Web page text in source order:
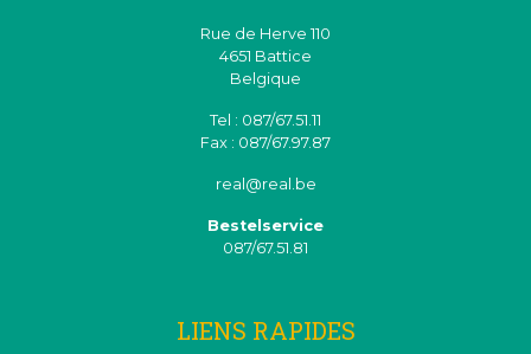
Rue de Herve 110
4651 Battice
Belgique
Tel : 087/67.51.11
Fax : 087/67.97.87
real@real.be
Bestelservice
087/67.51.81
LIENS RAPIDES